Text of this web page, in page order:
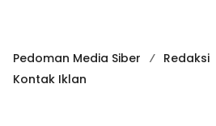
Pedoman Media Siber Redaksi
Kontak Iklan